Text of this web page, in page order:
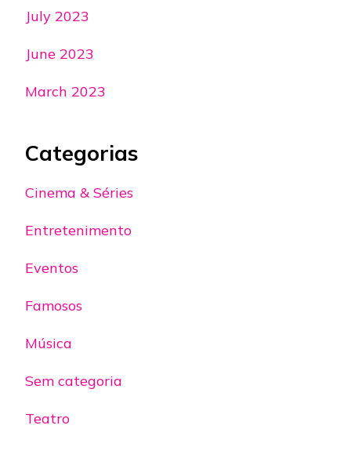
July 2023
June 2023
March 2023
Categorias
Cinema & Séries
Entretenimento
Eventos
Famosos
Música
Sem categoria
Teatro